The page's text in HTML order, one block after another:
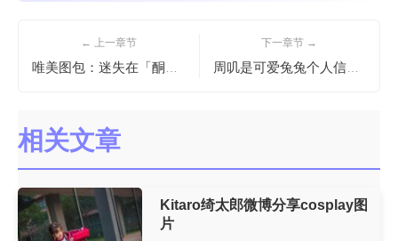
← 上一章节 下一章节 →
周叽是可爱兔兔个人信息：萌态十足的图包合集
相关文章
Kitaro绮太郎微博分享cosplay图
片